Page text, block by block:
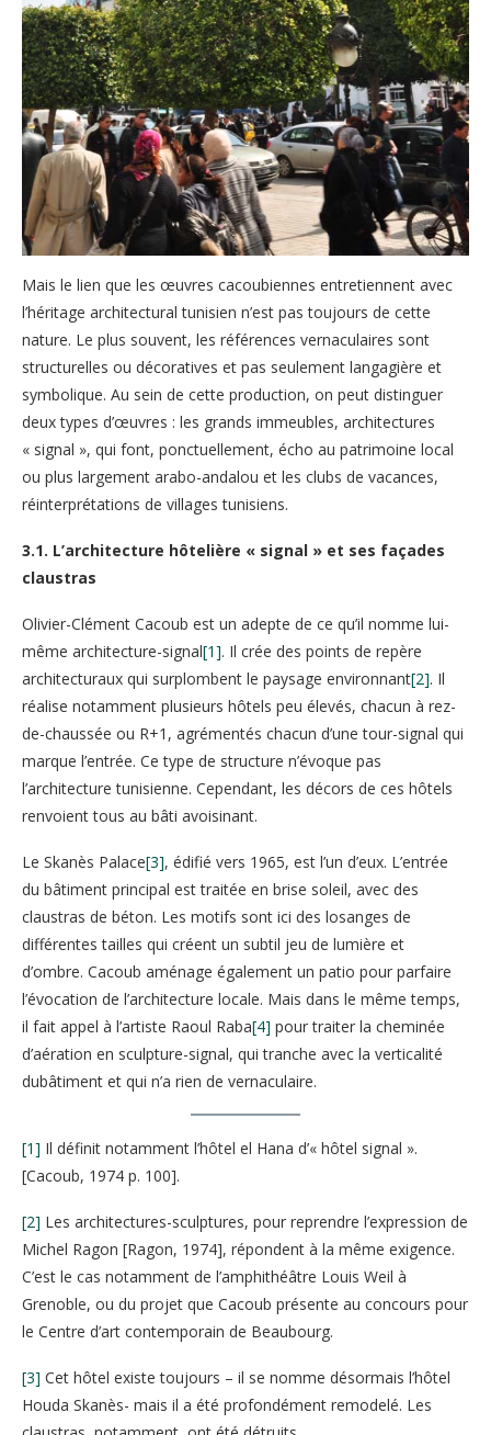
Mais le lien que les œuvres cacoubiennes entretiennent avec
l’héritage architectural tunisien n’est pas toujours de cette
nature. Le plus souvent, les références vernaculaires sont
structurelles ou décoratives et pas seulement langagière et
symbolique. Au sein de cette production, on peut distinguer
deux types d’œuvres : les grands immeubles, architectures
« signal », qui font, ponctuellement, écho au patrimoine local
ou plus largement arabo-andalou et les clubs de vacances,
réinterprétations de villages tunisiens.
3.1. L’architecture hôtelière « signal » et ses façades
claustras
Olivier-Clément Cacoub est un adepte de ce qu’il nomme lui-
même architecture-signal[1]. Il crée des points de repère
architecturaux qui surplombent le paysage environnant[2]. Il
réalise notamment plusieurs hôtels peu élevés, chacun à rez-
de-chaussée ou R+1, agrémentés chacun d’une tour-signal qui
marque l’entrée. Ce type de structure n’évoque pas
l’architecture tunisienne. Cependant, les décors de ces hôtels
renvoient tous au bâti avoisinant.
Le Skanès Palace[3], édifié vers 1965, est l’un d’eux. L’entrée
du bâtiment principal est traitée en brise soleil, avec des
claustras de béton. Les motifs sont ici des losanges de
différentes tailles qui créent un subtil jeu de lumière et
d’ombre. Cacoub aménage également un patio pour parfaire
l’évocation de l’architecture locale. Mais dans le même temps,
il fait appel à l’artiste Raoul Raba[4] pour traiter la cheminée
d’aération en sculpture-signal, qui tranche avec la verticalité
dubâtiment et qui n’a rien de vernaculaire.
[1] Il définit notamment l’hôtel el Hana d’« hôtel signal ».
[Cacoub, 1974 p. 100].
[2] Les architectures-sculptures, pour reprendre l’expression de
Michel Ragon [Ragon, 1974], répondent à la même exigence.
C’est le cas notamment de l’amphithéâtre Louis Weil à
Grenoble, ou du projet que Cacoub présente au concours pour
le Centre d’art contemporain de Beaubourg.
[3] Cet hôtel existe toujours – il se nomme désormais l’hôtel
Houda Skanès- mais il a été profondément remodelé. Les